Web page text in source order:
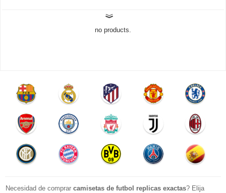
no products.
Necesidad de comprar camisetas de futbol replicas exactas? Elija